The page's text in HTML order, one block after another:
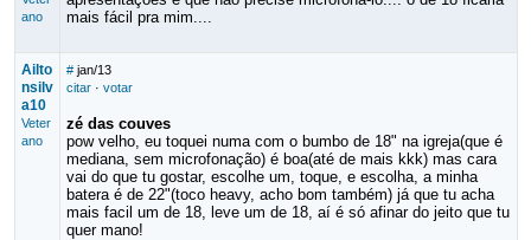
ano
mais fácil pra mim....
Ailto
nsilv
a10
Veter
ano
# jan/13
citar· votar
zé das couves
pow velho, eu toquei numa com o bumbo de 18" na igreja(que é
mediana, sem microfonação) é boa(até de mais kkk) mas cara
vai do que tu gostar, escolhe um, toque, e escolha, a minha
batera é de 22"(toco heavy, acho bom também) já que tu acha
mais facil um de 18, leve um de 18, aí é só afinar do jeito que tu
quer mano!